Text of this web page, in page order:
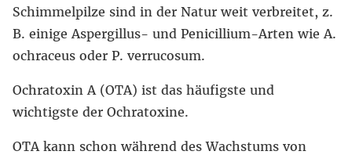
Schimmelpilze sind in der Natur weit verbreitet, z.
B. einige Aspergillus- und Penicillium-Arten wie A.
ochraceus oder P. verrucosum.
Ochratoxin A (OTA) ist das häufigste und
wichtigste der Ochratoxine.
OTA kann schon während des Wachstums von